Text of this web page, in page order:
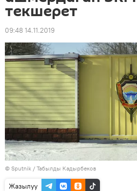
текшерет
09:48 14.11.2019
© Sputnik / Табылды Кадырбеков
Жазылуу